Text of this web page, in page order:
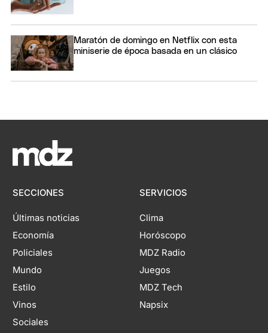
Maratón de domingo en Netflix con esta
miniserie de época basada en un clásico
SECCIONES
Últimas noticias
Economía
Policiales
Mundo
Estilo
Vinos
Sociales
SERVICIOS
Clima
Horóscopo
MDZ Radio
Juegos
MDZ Tech
Napsix